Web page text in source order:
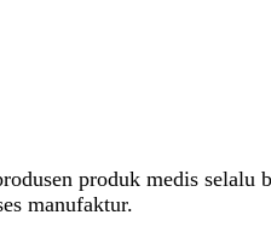
produk medis selalu
manufaktur.